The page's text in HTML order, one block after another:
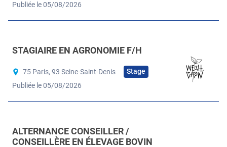
Publiée le 05/08/2026
STAGIAIRE EN AGRONOMIE F/H
75 Paris, 93 Seine-Saint-Denis
Stage
Publiée le 05/08/2026
ALTERNANCE CONSEILLER /
CONSEILLÈRE EN ÉLEVAGE BOVIN